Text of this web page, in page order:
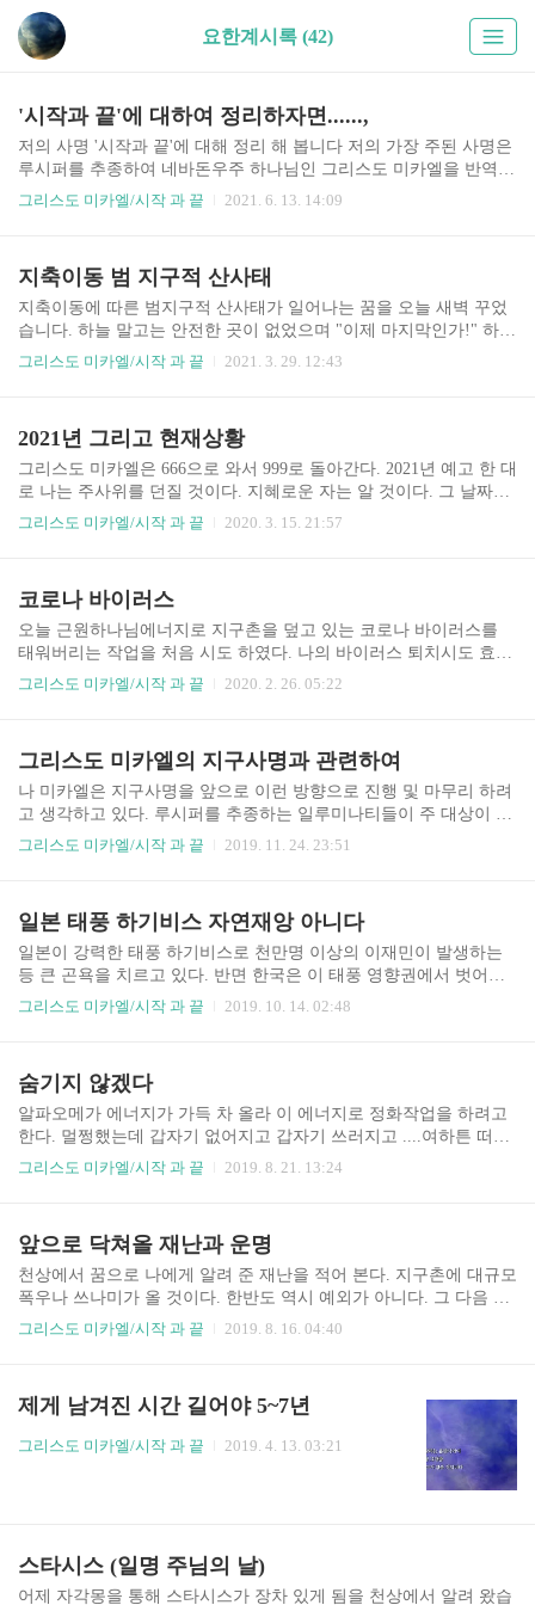
요한계시록 (42)
'시작과 끝'에 대하여 정리하자면......,
저의 사명 '시작과 끝'에 대해 정리 해 봅니다 저의 가장 주된 사명은
루시퍼를 추종하여 네바돈우주 하나님인 그리스도 미카엘을 반역한
타락천사 무리와 자의든 타의든 그들을 신으로 받들면서 반역자 어
인간들에게 천상의 신들과 같은 자유의지를 선물로 주었습니다. 지
구에 천상의 선물로 아담과 이브를 이식하였는데 사탄 혹은 마귀라
불리는 존재에 의해 순수혈통을 보존하지 못했습니다. 비록 혼혈이
안된 순수혈통은 아니지만 가장 가까운 아담의 유전자를 가진 존재
는 바로 동이민족의 후손인 한국인 입니다. 그리고 '내가 그다' 책에..
그리스도 미카엘/시작 과 끝 2021. 6. 13. 14:09
지축이동 범 지구적 산사태
지축이동에 따른 범지구적 산사태가 일어나는 꿈을 오늘 새벽 꾸었
습니다. 하늘 말고는 안전한 곳이 없었으며 "이제 마지막인가!" 하는
생각을 하다가 꿈에서 깨었습니다. 공교롭게도 어제 이런 영상이 유
그리스도 미카엘/시작 과 끝 2021. 3. 29. 12:43
2021년 그리고 현재상황
그리스도 미카엘은 666으로 와서 999로 돌아간다. 2021년 예고 한 대
로 나는 주사위를 던질 것이다. 지혜로운 자는 알 것이다. 그 날짜를
내 입으로 말하지 않아도 말이다. 지금 전세계적으로 일어 나고 있는
그리스도 미카엘/시작 과 끝 2020. 3. 15. 21:57
코로나 바이러스
오늘 근원하나님에너지로 지구촌을 덮고 있는 코로나 바이러스를
태워버리는 작업을 처음 시도 하였다. 나의 바이러스 퇴치시도 효과
가 오늘이나 내일 뚝하고 바로 드러나지는 않을 것이지만 팽창기세
그리스도 미카엘/시작 과 끝 2020. 2. 26. 05:22
그리스도 미카엘의 지구사명과 관련하여
나 미카엘은 지구사명을 앞으로 이런 방향으로 진행 및 마무리 하려
고 생각하고 있다. 루시퍼를 추종하는 일루미나티들이 주 대상이 되
겠지만 천사군단 하늘의 인도를 무시하고 하나님께 돌아가기를 완
그리스도 미카엘/시작 과 끝 2019. 11. 24. 23:51
일본 태풍 하기비스 자연재앙 아니다
일본이 강력한 태풍 하기비스로 천만명 이상의 이재민이 발생하는
등 큰 곤욕을 치르고 있다. 반면 한국은 이 태풍 영향권에서 벗어나
태풍의 위협을 못느끼고 지나갔다. 이 태풍이 왜 발생 되었고 일본을
그리스도 미카엘/시작 과 끝 2019. 10. 14. 02:48
숨기지 않겠다
알파오메가 에너지가 가득 차 올라 이 에너지로 정화작업을 하려고
한다. 멀쩡했는데 갑자기 없어지고 갑자기 쓰러지고 ....여하튼 떠나
게 될 것이다. 밝히건대 99.999999%는 상승에 실패하고 지구를 떠나
그리스도 미카엘/시작 과 끝 2019. 8. 21. 13:24
앞으로 닥쳐올 재난과 운명
천상에서 꿈으로 나에게 알려 준 재난을 적어 본다. 지구촌에 대규모
폭우나 쓰나미가 올 것이다. 한반도 역시 예외가 아니다. 그 다음 엄
청난 시베리아 한파가 들이 닥쳐 실로 상당한 사람이 얼어죽는 일이
그리스도 미카엘/시작 과 끝 2019. 8. 16. 04:40
제게 남겨진 시간 길어야 5~7년
그리스도 미카엘/시작 과 끝 2019. 4. 13. 03:21
스타시스 (일명 주님의 날)
어제 자각몽을 통해 스타시스가 장차 있게 됨을 천상에서 알려 왔습